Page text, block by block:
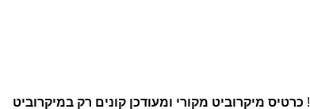
כרטיס מיקרוביט מקורי ומעודכן קונים רק במיקרוביט